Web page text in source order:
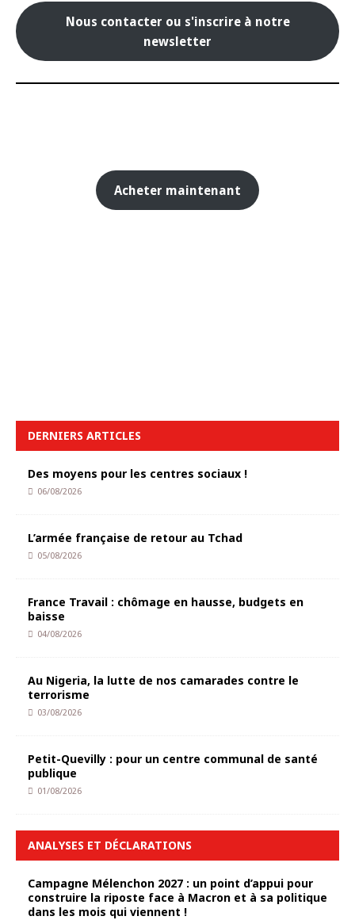
Nous contacter ou s'inscrire à notre
newsletter
Acheter maintenant
DERNIERS ARTICLES
Des moyens pour les centres sociaux !
06/08/2026
L’armée française de retour au Tchad
05/08/2026
France Travail : chômage en hausse, budgets en
baisse
04/08/2026
Au Nigeria, la lutte de nos camarades contre le
terrorisme
03/08/2026
Petit-Quevilly : pour un centre communal de santé
publique
01/08/2026
ANALYSES ET DÉCLARATIONS
Campagne Mélenchon 2027 : un point d’appui pour
construire la riposte face à Macron et à sa politique
dans les mois qui viennent !